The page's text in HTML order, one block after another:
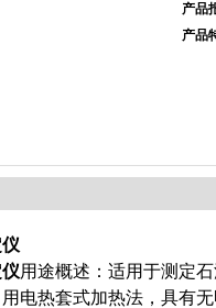
产品
产品
用途概述：适用于测定
电热套式加热法，具有